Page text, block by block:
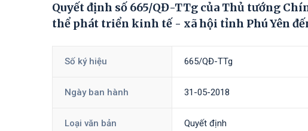
Quyết định số 665/QĐ-TTg của Thủ tướng
thể phát triển kinh tế - xã hội tỉnh Phú Yên
Số ký hiệu 665/QĐ-TTg
Ngày ban hành 31-05-2018
Loại văn bản Quyết định